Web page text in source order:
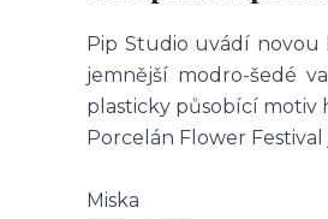
Pip Studio uvádí
jemnější modro-šedé
plasticky působící motiv
Porcelán Flower
Miska